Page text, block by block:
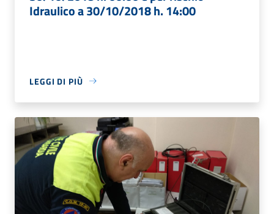
Idraulico a 30/10/2018 h. 14:00
LEGGI DI PIÙ